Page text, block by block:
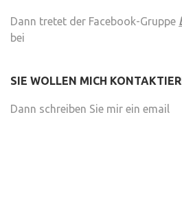
Dann tretet der Facebook-Gruppe
bei
SIE WOLLEN MICH
Dann schreiben Sie mir ein email